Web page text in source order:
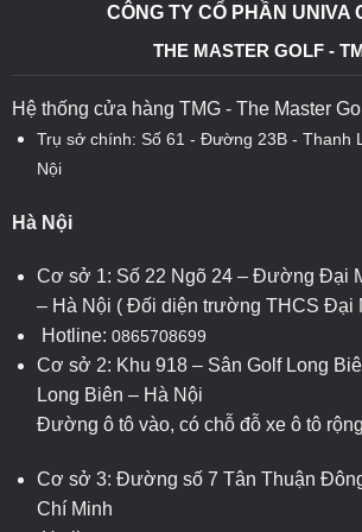
CÔNG TY CỔ PHẦN UNIVA
THE MASTER GOLF -
Hệ thống cửa hàng TMG - The Master
Trụ sở chính: Số 61 - Đường 23B - Thanh
Nội
Hà Nội
Cơ sở 1: Số 22 Ngõ 24 – Đường Đại
– Hà Nội ( Đối diện trường THCS Đại
Hotline: 0865708699
Cơ sở 2: Khu 918 – Sân Golf Long
Long Biên – Hà Nội
Đường ô tô vào, có chỗ đỗ xe ô tô
Cơ sở 3: Đường số 7 Tân Thuận
Chí Minh